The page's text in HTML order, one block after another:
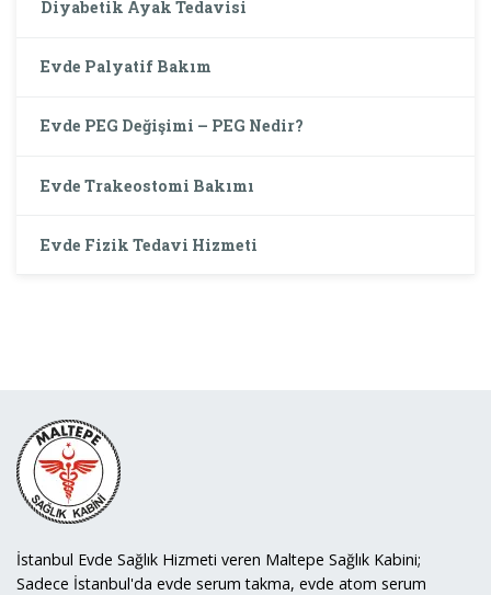
Diyabetik Ayak Tedavisi
Evde Palyatif Bakım
Evde PEG Değişimi – PEG Nedir?
Evde Trakeostomi Bakımı
Evde Fizik Tedavi Hizmeti
İstanbul Evde Sağlık Hizmeti veren Maltepe Sağlık Kabini;
Sadece İstanbul'da evde serum takma, evde atom serum